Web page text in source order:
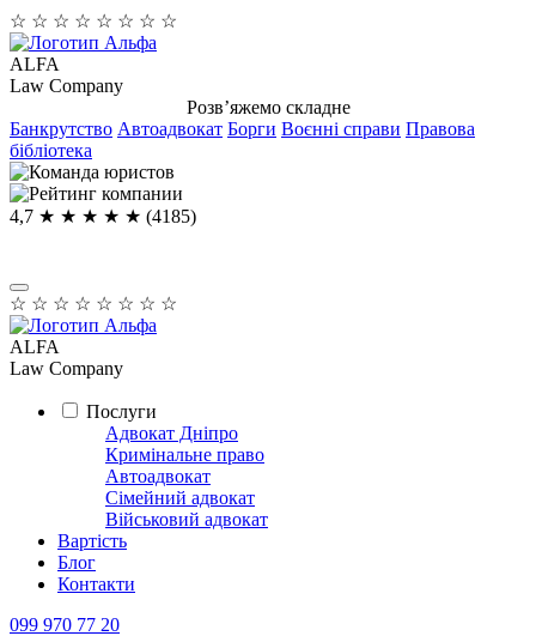
☆ ☆ ☆ ☆ ☆ ☆ ☆ ☆
ALFA
Law Company
Розв’яжемо складне
Банкрутство Автоадвокат Борги Воєнні справи Правова
бібліотека
4,7 ★ ★ ★ ★ ★ (4185)
☆ ☆ ☆ ☆ ☆ ☆ ☆ ☆
ALFA
Law Company
Послуги
Адвокат Дніпро
Кримінальне право
Автоадвокат
Сімейний адвокат
Військовий адвокат
Вартість
Блог
Контакти
099 970 77 20